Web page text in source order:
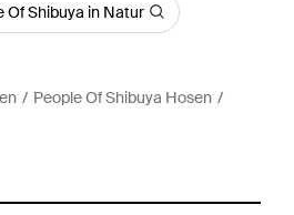
Of Shibuya in Natur
People Of Shibuya Hosen